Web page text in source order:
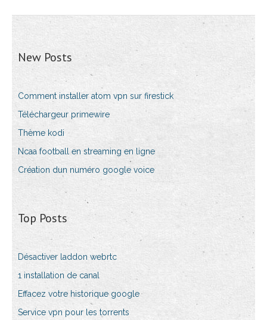
New Posts
Comment installer atom vpn sur firestick
Téléchargeur primewire
Thème kodi
Ncaa football en streaming en ligne
Création dun numéro google voice
Top Posts
Désactiver laddon webrtc
1 installation de canal
Effacez votre historique google
Service vpn pour les torrents